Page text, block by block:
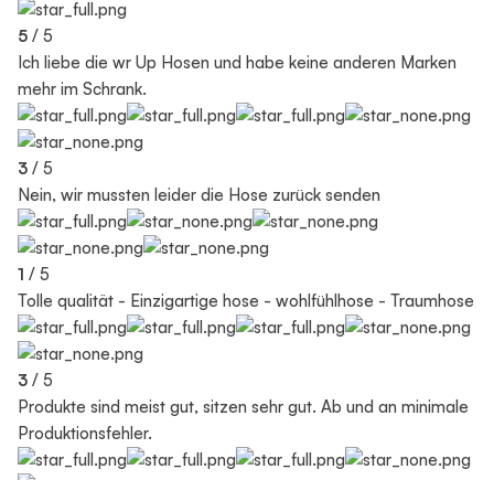
5 / 5
Ich liebe die wr Up Hosen und habe keine anderen Marken
mehr im Schrank.
3 / 5
Nein, wir mussten leider die Hose zurück senden
1 / 5
Tolle qualität - Einzigartige hose - wohlfühlhose - Traumhose
3 / 5
Produkte sind meist gut, sitzen sehr gut. Ab und an minimale
Produktionsfehler.